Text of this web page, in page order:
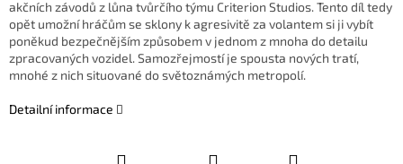
akčních závodů z lůna tvůrčího týmu Criterion Studios.Tento díl tedy
opět umožní hráčům se sklony k agresivitě za volantem si ji vybít
poněkud bezpečnějším způsobem v jednom z mnoha do detailu
zpracovaných vozidel. Samozřejmostí je spousta nových tratí,
mnohé z nich situované do světoznámých metropolí.
Detailní informace